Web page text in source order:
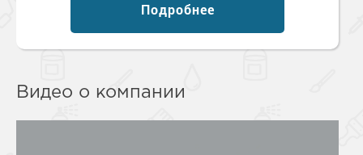
Подробнее
Видео о компании